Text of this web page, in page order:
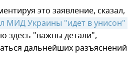
это заявление, сказал,
МИД Украины "идет в унисон"
здесь "важны детали",
дальнейших разъяснений